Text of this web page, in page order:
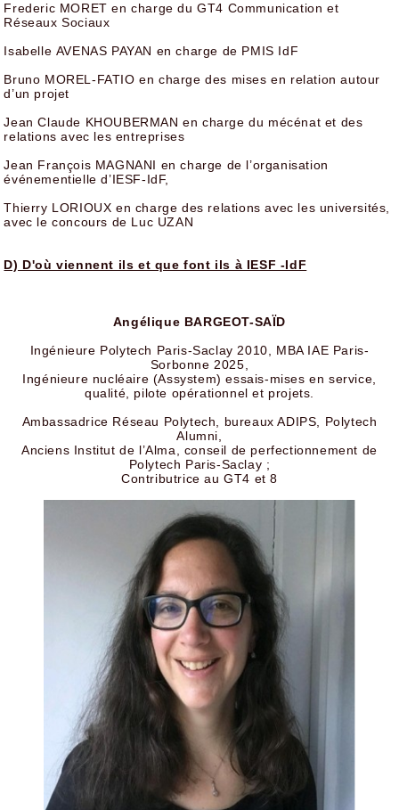
Frederic MORET en charge du GT4 Communication et
Réseaux Sociaux
Isabelle AVENAS PAYAN en charge de PMIS IdF
Bruno MOREL-FATIO en charge des mises en relation autour
d’un projet
Jean Claude KHOUBERMAN en charge du mécénat et des
relations avec les entreprises
Jean François MAGNANI en charge de l’organisation
événementielle d’IESF-IdF,
Thierry LORIOUX en charge des relations avec les universités,
avec le concours de Luc UZAN
D) D'où viennent ils et que font ils à IESF -IdF
Angélique BARGEOT-SAÏD
Ingénieure Polytech Paris-Saclay 2010, MBA IAE Paris-
Sorbonne 2025,
Ingénieure nucléaire (Assystem) essais-mises en service,
qualité, pilote opérationnel et projets.
Ambassadrice Réseau Polytech, bureaux ADIPS, Polytech
Alumni,
Anciens Institut de l’Alma, conseil de perfectionnement de
Polytech Paris-Saclay ;
Contributrice au GT4 et 8